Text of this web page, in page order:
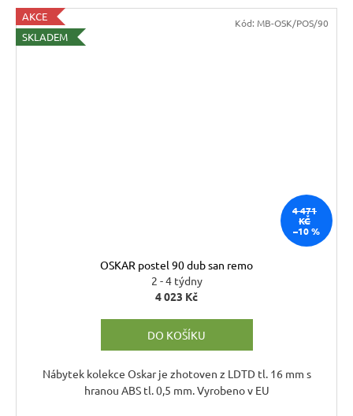
AKCE
SKLADEM
4 471
KČ
–10 %
OSKAR postel 90 dub san remo
2 - 4 týdny
4 023 Kč
DO KOŠÍKU
Nábytek kolekce Oskar je zhotoven z LDTD tl. 16 mm s
hranou ABS tl. 0,5 mm. Vyrobeno v EU
Kód: MB-OSK/POS/90